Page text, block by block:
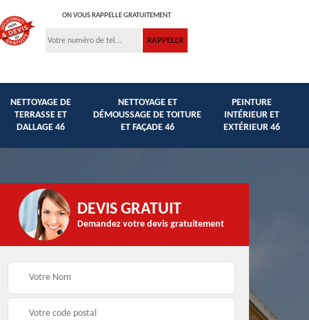
ON VOUS RAPPELLE GRATUITEMENT
NETTOYAGE DE
TERRASSE ET
DALLAGE 46
NETTOYAGE ET
DÉMOUSSAGE DE TOITURE
ET FAÇADE 46
PEINTURE
INTÉRIEUR ET
EXTÉRIEUR 46
toiture et façade 46
mousse façade,
toiture et murets 46
DEVIS GRATUIT
Demandez votre devis gratuitement